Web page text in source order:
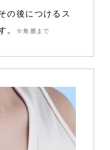
の後につけるス
。
※角層まで